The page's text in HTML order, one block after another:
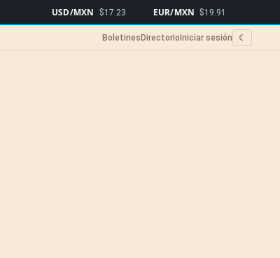
USD/MXN $17.23 EUR/MXN $19.91
Boletines Directorio Iniciar sesión ☾